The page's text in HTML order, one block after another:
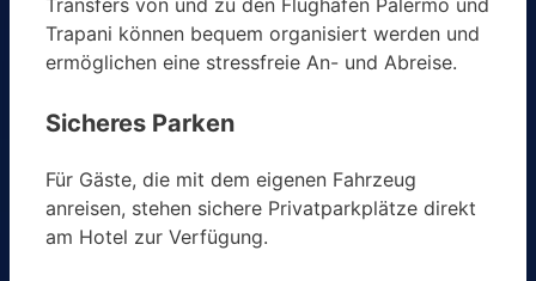
Trapani können bequem organisiert werden und
ermöglichen eine stressfreie An- und Abreise.
Sicheres Parken
Für Gäste, die mit dem eigenen Fahrzeug
anreisen, stehen sichere Privatparkplätze direkt
am Hotel zur Verfügung.